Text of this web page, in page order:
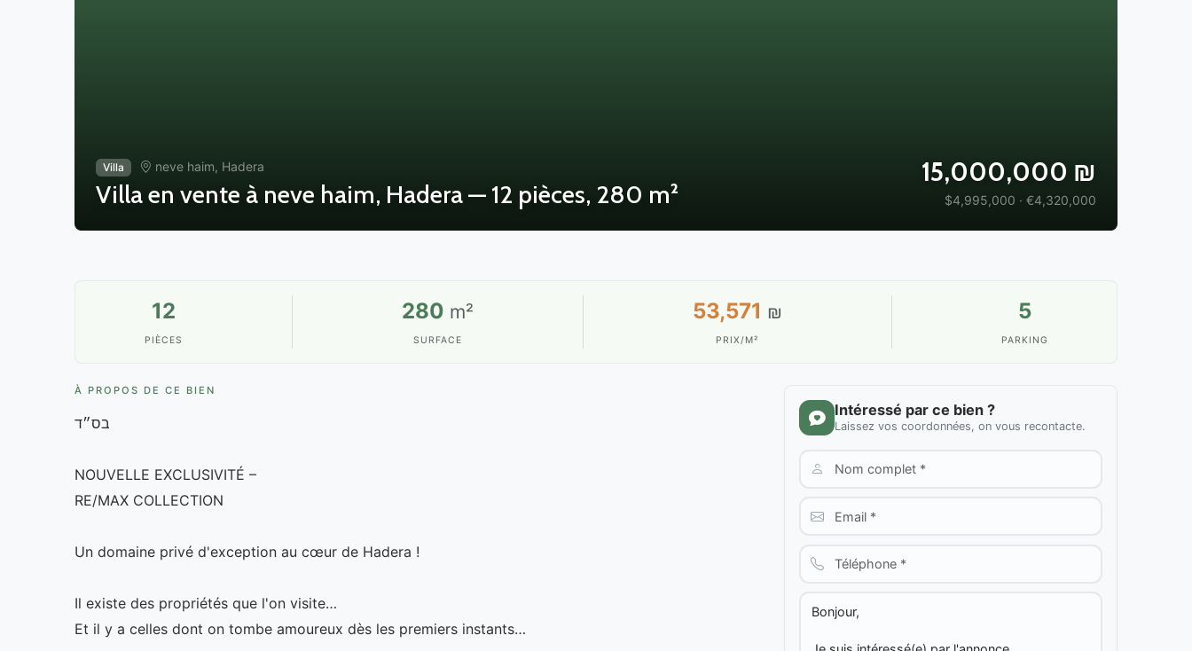
Villa neve haim, Hadera
Villa en vente à neve haim, Hadera — 12 pièces, 280 m²
15,000,000 ₪
$4,995,000 · €4,320,000
12
PIÈCES
280 m²
SURFACE
53,571 ₪
PRIX/M²
5
PARKING
À PROPOS DE CE BIEN
בס״ד
NOUVELLE EXCLUSIVITÉ –
RE/MAX COLLECTION
Un domaine privé d'exception au cœur de Hadera !
Il existe des propriétés que l'on visite…
Et il y a celles dont on tombe amoureux dès les premiers instants…
Intéressé par ce bien ?
Laissez vos coordonnées, on vous recontacte.